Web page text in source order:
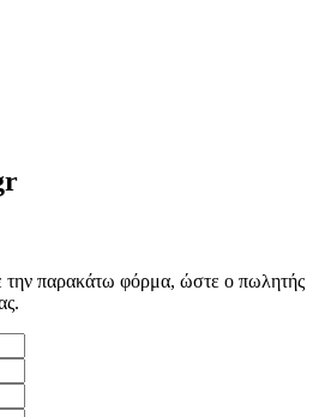
παρακάτω φόρμα, ώστε ο πωλητής